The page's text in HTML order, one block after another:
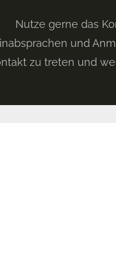
Nutze gerne das
und
zu treten und